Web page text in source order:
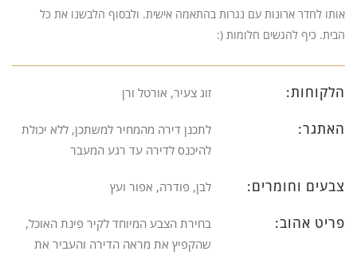
אותו לחדר ארונות עם נגרות בהתאמה אישית. ולבסוף הלבשנו את כל
הבית. כיף להגשים חלומות (:
הלקוחות: זוג צעיר, אורטל ורן
האתגר:
לתכנן דירה מהמחיר למשתכן, ללא יכולת
להיכנס לדירה עד רגע המעבר
צבעים וחומרים: לבן, פודרה, אפור ועץ
פריט אהוב:
בחירת הצבע המיוחד לקיר פינת האוכל,
שהקפיץ את מראה הדירה והעביר את